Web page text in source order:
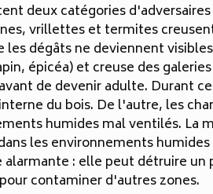
deux catégories
vrillettes et termites
les dégâts ne deviennent
épicéa) et creuse des
de devenir adulte. Durant
du bois. De l'autre, les
humides mal ventilés. La
les environnements
alarmante : elle peut détruire
contaminer d'autres zones.